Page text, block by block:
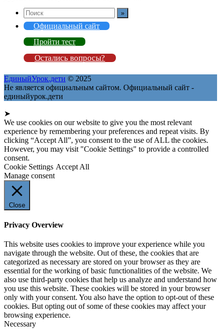
Официальный сайт
Пройти тест
Остались вопросы?
ЕдиныйУрок.дети © 2025
Не является официальным сайтом. Официальный сайт -
единыйурок.дети
➤
We use cookies on our website to give you the most relevant
experience by remembering your preferences and repeat visits. By
clicking “Accept All”, you consent to the use of ALL the cookies.
However, you may visit "Cookie Settings" to provide a controlled
consent.
Cookie Settings Accept All
Manage consent
Close
Privacy Overview
This website uses cookies to improve your experience while you
navigate through the website. Out of these, the cookies that are
categorized as necessary are stored on your browser as they are
essential for the working of basic functionalities of the website. We
also use third-party cookies that help us analyze and understand how
you use this website. These cookies will be stored in your browser
only with your consent. You also have the option to opt-out of these
cookies. But opting out of some of these cookies may affect your
browsing experience.
Necessary